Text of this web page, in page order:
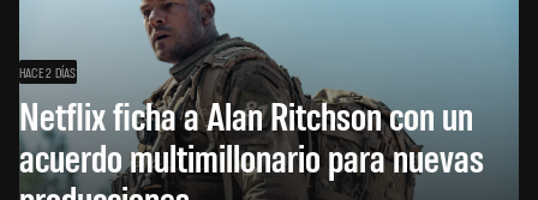
HACE 2 DÍAS
Netflix ficha a Alan Ritchson con un
acuerdo multimillonario para nuevas